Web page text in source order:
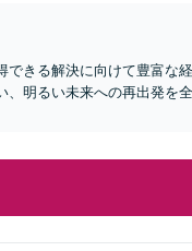
きる解決に向けて豊富な
明るい未来への再出発を